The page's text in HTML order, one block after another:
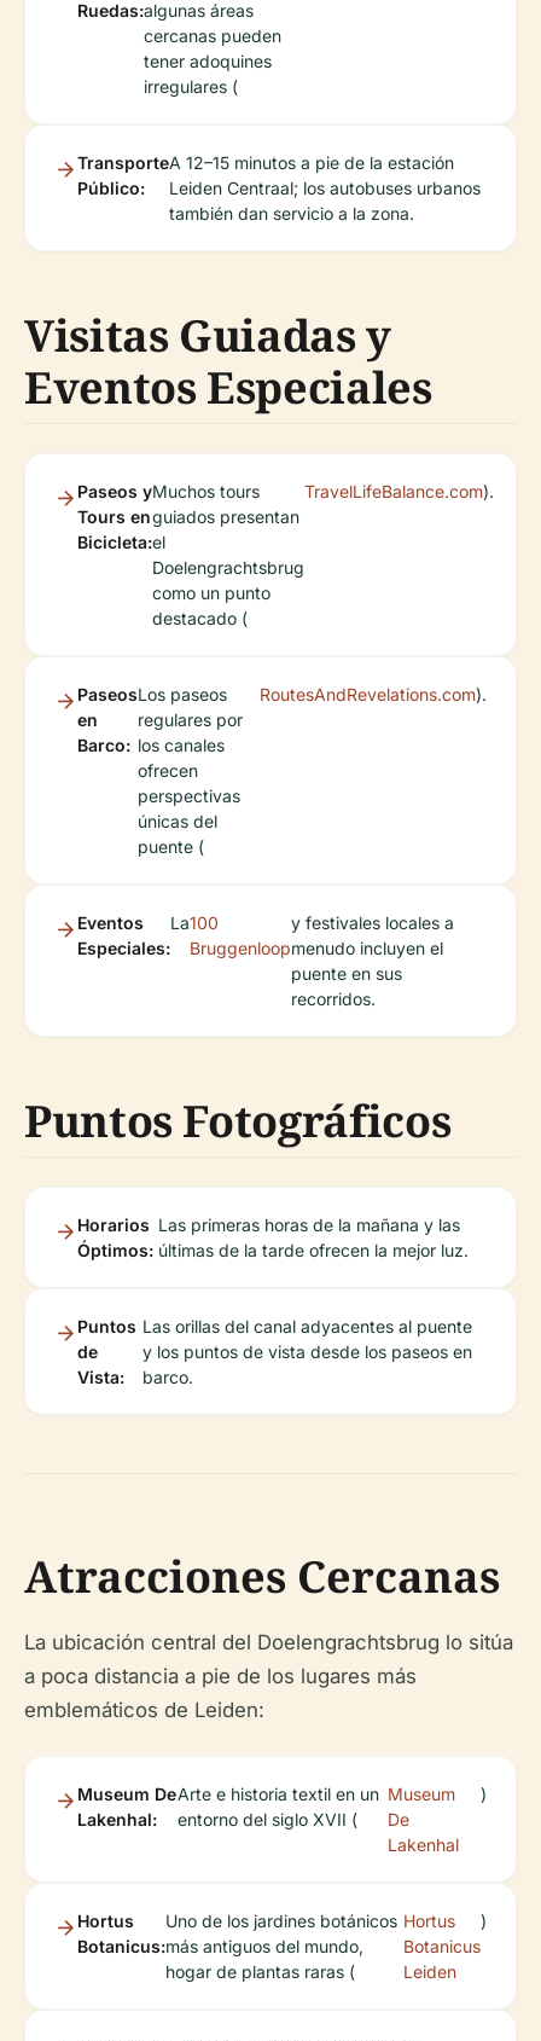
Ruedas:algunas áreas
cercanas pueden
tener adoquines
irregulares (
Transporte
Público:
A 12–15 minutos a pie de la estación
Leiden Centraal; los autobuses urbanos
también dan servicio a la zona.
Visitas Guiadas y
Eventos Especiales
Paseos y
Tours en
Bicicleta:
Muchos tours
guiados presentan
el
Doelengrachtsbrug
como un punto
destacado (
TravelLifeBalance.com).
Paseos
en
Barco:
Los paseos
regulares por
los canales
ofrecen
perspectivas
únicas del
puente (
RoutesAndRevelations.com).
Eventos
Especiales:
La100
Bruggenloop
y festivales locales a
menudo incluyen el
puente en sus
recorridos.
Puntos Fotográficos
Horarios
Óptimos:
Las primeras horas de la mañana y las
últimas de la tarde ofrecen la mejor luz.
Puntos
de
Vista:
Las orillas del canal adyacentes al puente
y los puntos de vista desde los paseos en
barco.
Atracciones Cercanas
La ubicación central del Doelengrachtsbrug lo sitúa
a poca distancia a pie de los lugares más
emblemáticos de Leiden:
Museum De
Lakenhal:
Arte e historia textil en un
entorno del siglo XVII (
Museum
De
Lakenhal
)
Hortus
Botanicus:
Uno de los jardines botánicos
más antiguos del mundo,
hogar de plantas raras (
Hortus
Botanicus
Leiden
)